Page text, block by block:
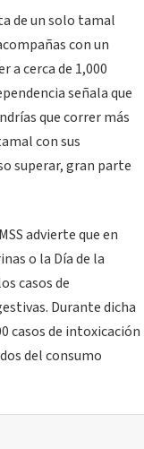
de un solo tamal
con un
a cerca de 1,000
señala que
que correr más
con sus
superar, gran parte
advierte que en
o la Día de la
casos de
Durante dicha
casos de intoxicación
del consumo